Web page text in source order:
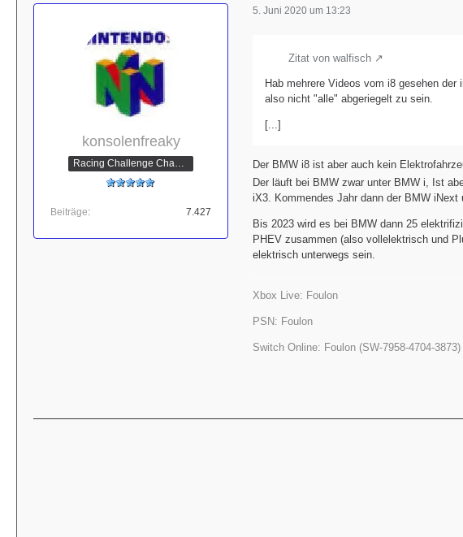
konsolenfreaky
Racing Challenge Champion
Beiträge 7.427
5. Juni 2020 um 13:23
Zitat von walfisch
Hab mehrere Videos vom i8 gesehen
also nicht "alle" abgeriegelt zu sein.
[...]
Der BMW i8 ist aber auch kein
Der läuft bei BMW zwar unter BMW i, Ist
iX3. Kommendes Jahr dann der BMW
Bis 2023 wird es bei BMW dann 25
PHEV zusammen (also vollelektrisch und
elektrisch unterwegs sein.
Xbox Live: Foulon
PSN: Foulon
Switch Online: Foulon (SW-7958-4704-3873)